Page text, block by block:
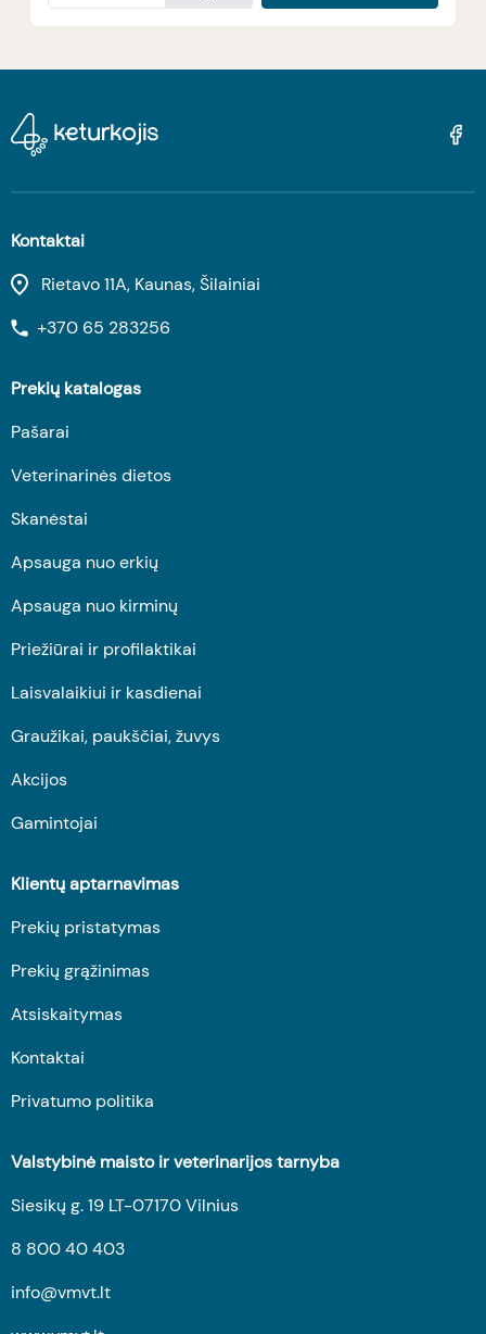
Kontaktai
Rietavo 11A, Kaunas, Šilainiai
+370 65 283256
Prekių katalogas
Pašarai
Veterinarinės dietos
Skanėstai
Apsauga nuo erkių
Apsauga nuo kirminų
Priežiūrai ir profilaktikai
Laisvalaikiui ir kasdienai
Graužikai, paukščiai, žuvys
Akcijos
Gamintojai
Klientų aptarnavimas
Prekių pristatymas
Prekių grąžinimas
Atsiskaitymas
Kontaktai
Privatumo politika
Valstybinė maisto ir veterinarijos tarnyba
Siesikų g. 19 LT-07170 Vilnius
8 800 40 403
info@vmvt.lt